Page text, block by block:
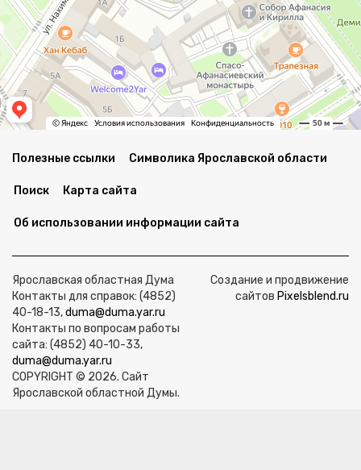
Полезные ссылки Символика Ярославской области
Поиск Карта сайта
Об использовании информации сайта
Ярославская областная Дума
Контакты для справок: (4852)
40-18-13,duma@duma.yar.ru
Контакты по вопросам работы
сайта: (4852) 40-10-33,
duma@duma.yar.ru
COPYRIGHT © 2026. Сайт
Ярославской областной Думы.
Создание и продвижение
сайтов Pixelsblend.ru